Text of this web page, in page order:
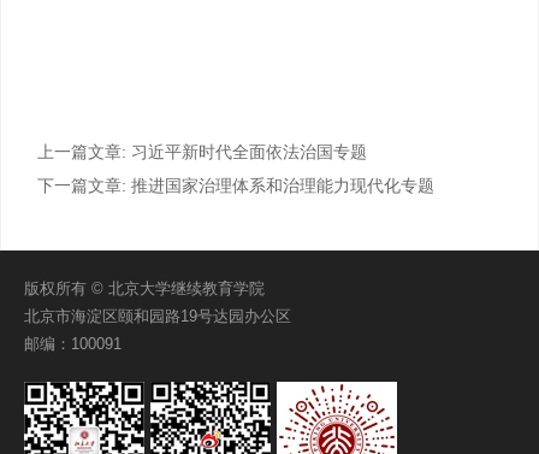
上一篇文章: 习近平新时代全面依法治国专题
下一篇文章: 推进国家治理体系和治理能力现代化专题
版权所有 © 北京大学继续教育学院
北京市海淀区颐和园路19号达园办公区
邮编：100091